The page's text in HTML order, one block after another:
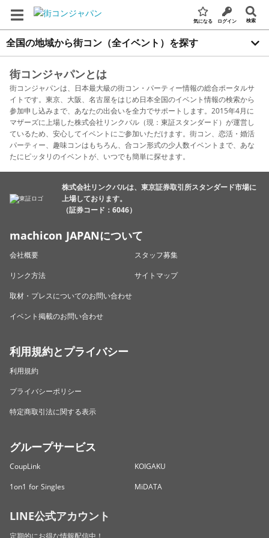
気になる ログイン 検索
全国の地域から街コン（全イベント）を探す
街コンジャパンとは
街コンジャパンは、日本最大級の街コン・パーティー情報の総合ポータルサ
イトです。東京、大阪、名古屋をはじめ日本全国のイベント情報の検索から
参加申し込みまで、あなたの出会いを全力でサポートします。2015年4月に
マザーズに上場した株式会社リンクバル（現：東証スタンダード）が運営し
ているため、安心してイベントにご参加いただけます。街コン、恋活・婚活
パーティー、趣味コンはもちろん、合コン形式の少人数イベントまで、あな
たにピッタリのイベントが、いつでも簡単に探せます。
株式会社リンクバルは、東京証券取引所スタンダード市場に
上場しております。
（証券コード：6046）
machicon JAPANについて
会社概要
スタッフ募集
リンク方法
サイトマップ
取材・プレスについてのお問い合わせ
イベント掲載のお問い合わせ
利用規約とプライバシー
利用規約
プライバシーポリシー
特定商取引法に関する表示
グループサービス
CoupLink
KOIGAKU
1on1 for Singles
MiDATA
LINE公式アカウント
定期的にお得な情報配信中！